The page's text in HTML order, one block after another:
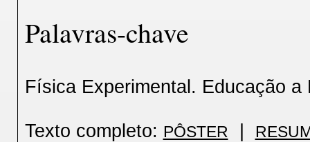
Palavras-chave
Física Experimental. Educação
Texto completo: PÔSTER |